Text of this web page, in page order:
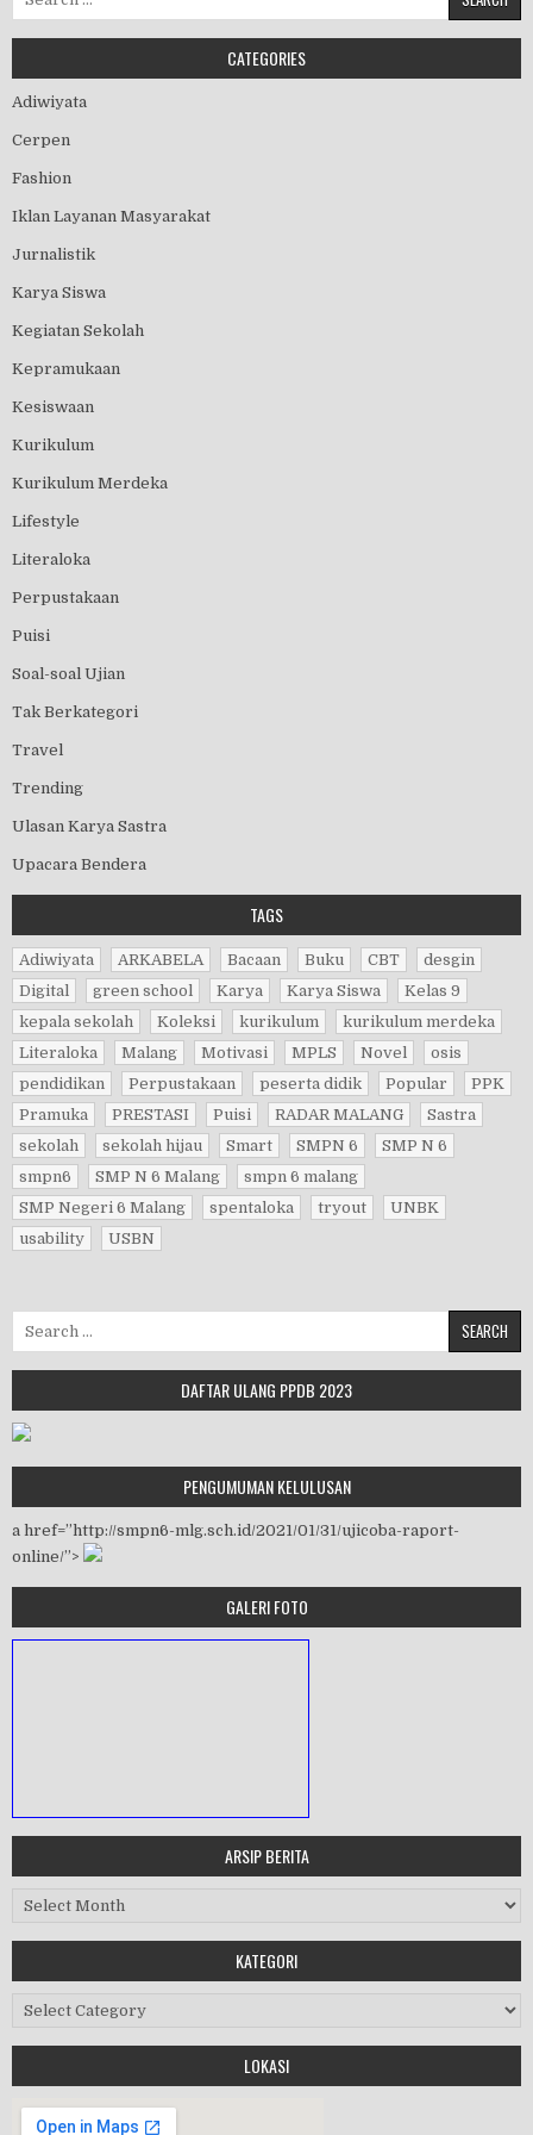
CATEGORIES
Adiwiyata
Cerpen
Fashion
Iklan Layanan Masyarakat
Jurnalistik
Karya Siswa
Kegiatan Sekolah
Kepramukaan
Kesiswaan
Kurikulum
Kurikulum Merdeka
Lifestyle
Literaloka
Perpustakaan
Puisi
Soal-soal Ujian
Tak Berkategori
Travel
Trending
Ulasan Karya Sastra
Upacara Bendera
TAGS
Adiwiyata ARKABELA Bacaan Buku CBT
desgin
Digital
green school Karya Karya Siswa
Kelas 9
kepala sekolah
Koleksi kurikulum
kurikulum merdeka
Literaloka
Malang Motivasi MPLS Novel
osis
pendidikan
Perpustakaan peserta didik Popular
PPK
Pramuka
PRESTASI Puisi RADAR MALANG
Sastra
sekolah
sekolah hijau Smart SMPN 6
SMP N 6
smpn6
SMP N 6 Malang
smpn 6 malang
SMP Negeri 6 Malang
spentaloka tryout
UNBK
usability
USBN
DAFTAR ULANG PPDB 2023
PENGUMUMAN KELULUSAN
a href=”http://smpn6-mlg.sch.id/2021/01/31/ujicoba-raport-
online/”>
GALERI FOTO
Workshop Perangkat 2019
ARSIP BERITA
Arsip Berita
KATEGORI
Kategori
LOKASI